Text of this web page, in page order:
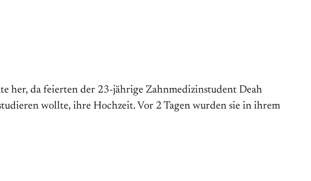
her, da feierten der 23-jährige Zahnmedizinstudent Deah
wollte, ihre Hochzeit. Vor 2 Tagen wurden sie in ihrem